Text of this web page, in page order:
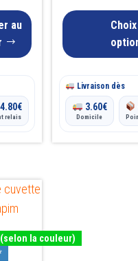
au
4.80€
relais
page
produit
Livraison dès
3.60€
Domicile
la couleur)